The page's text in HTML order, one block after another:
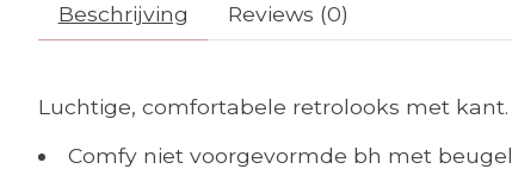
Beschrijving Reviews (0)
Luchtige, comfortabele retrolooks met kant.
Comfy niet voorgevormde bh met beugel